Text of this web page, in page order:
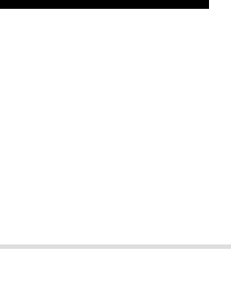
11월18일(수) 벧
월20일(금) 벧엘